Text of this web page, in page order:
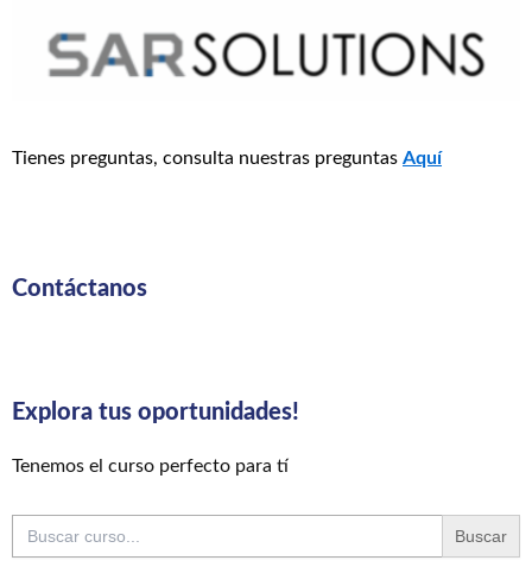
Tienes preguntas, consulta nuestras preguntas Aquí
Contáctanos
Explora tus oportunidades!
Tenemos el curso perfecto para tí
Buscar: